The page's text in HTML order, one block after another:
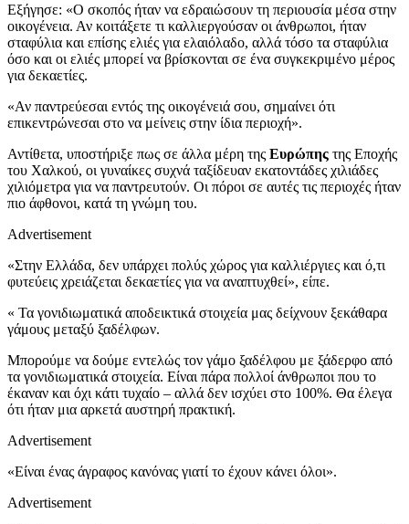
Εξήγησε: «Ο σκοπός ήταν να εδραιώσουν τη περιουσία μέσα στην
οικογένεια. Αν κοιτάξετε τι καλλιεργούσαν οι άνθρωποι, ήταν
σταφύλια και επίσης ελιές για ελαιόλαδο, αλλά τόσο τα σταφύλια
όσο και οι ελιές μπορεί να βρίσκονται σε ένα συγκεκριμένο μέρος
για δεκαετίες.
«Αν παντρεύεσαι εντός της οικογένειά σου, σημαίνει ότι
επικεντρώνεσαι στο να μείνεις στην ίδια περιοχή».
Αντίθετα, υποστήριξε πως σε άλλα μέρη της Ευρώπης της Εποχής
του Χαλκού, οι γυναίκες συχνά ταξίδευαν εκατοντάδες χιλιάδες
χιλιόμετρα για να παντρευτούν. Οι πόροι σε αυτές τις περιοχές ήταν
πιο άφθονοι, κατά τη γνώμη του.
Advertisement
«Στην Ελλάδα, δεν υπάρχει πολύς χώρος για καλλιέργιες και ό,τι
φυτεύεις χρειάζεται δεκαετίες για να αναπτυχθεί», είπε.
« Τα γονιδιωματικά αποδεικτικά στοιχεία μας δείχνουν ξεκάθαρα
γάμους μεταξύ ξαδέλφων.
Μπορούμε να δούμε εντελώς τον γάμο ξαδέλφου με ξάδερφο από
τα γονιδιωματικά στοιχεία. Είναι πάρα πολλοί άνθρωποι που το
έκαναν και όχι κάτι τυχαίο – αλλά δεν ισχύει στο 100%. Θα έλεγα
ότι ήταν μια αρκετά αυστηρή πρακτική.
Advertisement
«Είναι ένας άγραφος κανόνας γιατί το έχουν κάνει όλοι».
Advertisement